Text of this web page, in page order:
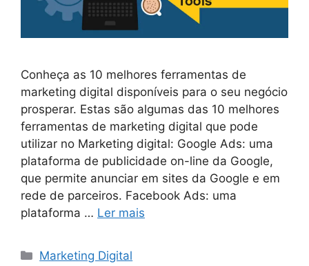
Conheça as 10 melhores ferramentas de
marketing digital disponíveis para o seu negócio
prosperar. Estas são algumas das 10 melhores
ferramentas de marketing digital que pode
utilizar no Marketing digital: Google Ads: uma
plataforma de publicidade on-line da Google,
que permite anunciar em sites da Google e em
rede de parceiros. Facebook Ads: uma
plataforma … Ler mais
Categorias
Marketing Digital